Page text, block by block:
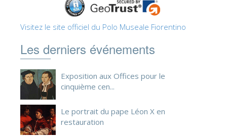
Visitez le site officiel du Polo Museale Fiorentino
Les derniers événements
Exposition aux Offices pour le
cinquième cen...
Le portrait du pape Léon X en
restauration